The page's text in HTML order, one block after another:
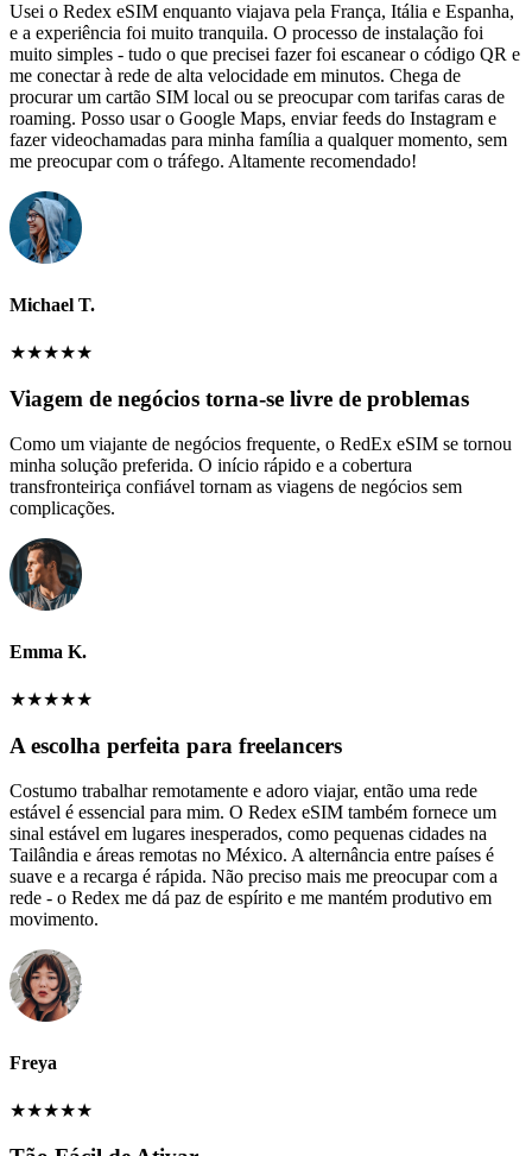
Usei o Redex eSIM enquanto viajava pela França, Itália e Espanha,
e a experiência foi muito tranquila. O processo de instalação foi
muito simples - tudo o que precisei fazer foi escanear o código QR e
me conectar à rede de alta velocidade em minutos. Chega de
procurar um cartão SIM local ou se preocupar com tarifas caras de
roaming. Posso usar o Google Maps, enviar feeds do Instagram e
fazer videochamadas para minha família a qualquer momento, sem
me preocupar com o tráfego. Altamente recomendado!
Michael T.
★★★★★
Viagem de negócios torna-se livre de problemas
Como um viajante de negócios frequente, o RedEx eSIM se tornou
minha solução preferida. O início rápido e a cobertura
transfronteiriça confiável tornam as viagens de negócios sem
complicações.
Emma K.
★★★★★
A escolha perfeita para freelancers
Costumo trabalhar remotamente e adoro viajar, então uma rede
estável é essencial para mim. O Redex eSIM também fornece um
sinal estável em lugares inesperados, como pequenas cidades na
Tailândia e áreas remotas no México. A alternância entre países é
suave e a recarga é rápida. Não preciso mais me preocupar com a
rede - o Redex me dá paz de espírito e me mantém produtivo em
movimento.
Freya
★★★★★